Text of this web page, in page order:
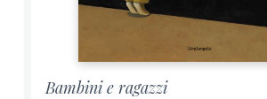
Bambini e ragazzi